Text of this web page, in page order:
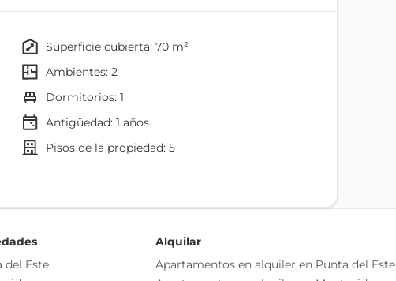
en el mercado de hoy en día: amenities que
sino una propiedad disfrutable los 12 meses del año.
independiente
superficie cubierta: 70 m²
ambientes: 2
dormitorios: 1
Antigüedad:1 años
pisos de la propiedad: 5
del Este
Alquilar
Apartamentos en alquiler en Punta del Este